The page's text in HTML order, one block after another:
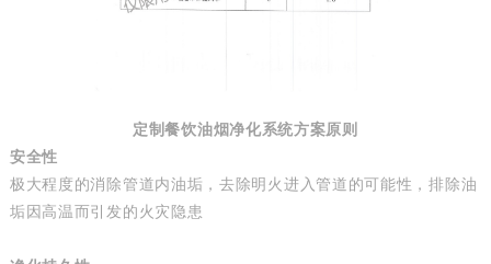
定制餐饮油烟净化系统方案原则
安全性
极大程度的消除管道内油垢，去除明火进入管道的可能性，排除油
垢因高温而引发的火灾隐患